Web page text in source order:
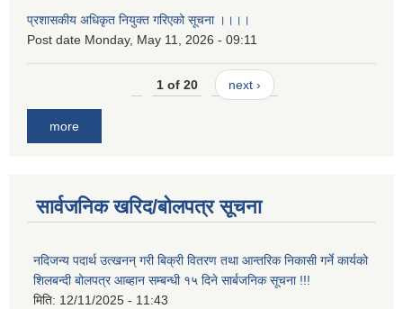
प्रशासकीय अधिकृत नियुक्त गरिएको सूचना ।।।।
Post date Monday, May 11, 2026 - 09:11
1 of 20 next ›
more
सार्वजनिक खरिद/बोलपत्र सूचना
नदिजन्य पदार्थ उत्खनन् गरी बिक्री वितरण तथा आन्तरिक निकासी गर्ने कार्यको
शिलबन्दी बोलपत्र आब्हान सम्बन्धी १५ दिने सार्बजनिक सूचना !!!
मिति: 12/11/2025 - 11:43